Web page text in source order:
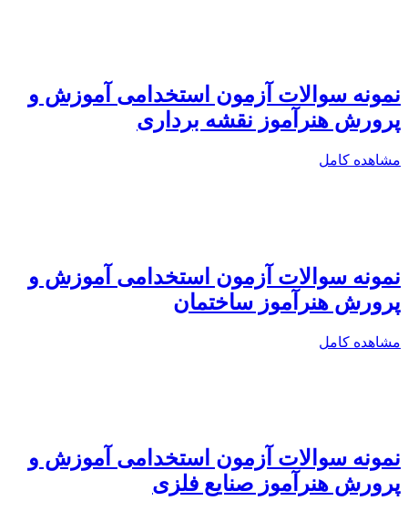
نمونه سوالات آزمون استخدامی آموزش و
پرورش هنرآموز نقشه برداری
مشاهده کامل
نمونه سوالات آزمون استخدامی آموزش و
پرورش هنرآموز ساختمان
مشاهده کامل
نمونه سوالات آزمون استخدامی آموزش و
پرورش هنرآموز صنایع فلزی